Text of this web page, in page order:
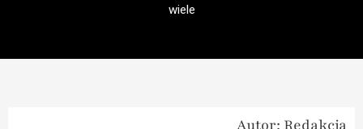
wiele
Autor: Redakcja